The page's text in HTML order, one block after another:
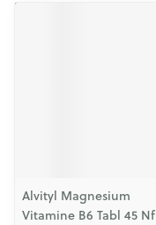
Alvityl Magnesium
Vitamine B6 Tabl 45 Nf